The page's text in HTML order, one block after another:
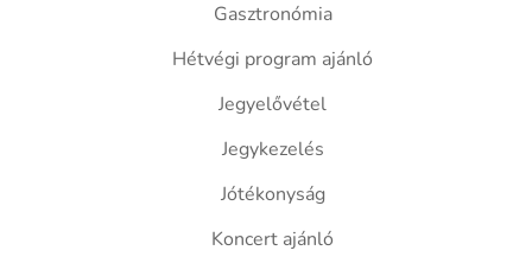
Gasztronómia
Hétvégi program ajánló
Jegyelővétel
Jegykezelés
Jótékonyság
Koncert ajánló